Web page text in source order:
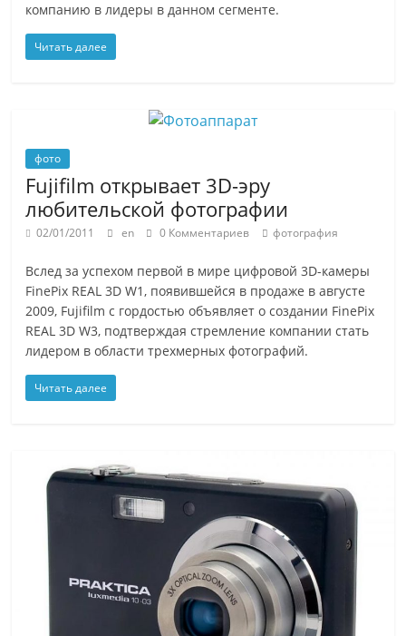
компанию в лидеры в данном сегменте.
Читать далее
фото
Fujifilm открывает 3D-эру
любительской фотографии
02/01/2011 en 0 Комментариев фотография
Вслед за успехом первой в мире цифровой 3D-камеры
FinePix REAL 3D W1, появившейся в продаже в августе
2009, Fujifilm с гордостью объявляет о создании FinePix
REAL 3D W3, подтверждая стремление компании стать
лидером в области трехмерных фотографий.
Читать далее